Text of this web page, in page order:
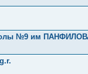
№9 им